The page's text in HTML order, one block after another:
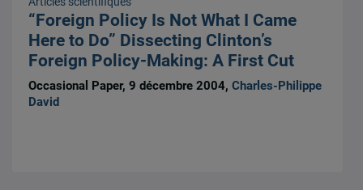
“Foreign Policy Is Not What I Came
Here to Do” Dissecting Clinton’s
Foreign Policy-Making: A First Cut
Occasional Paper, 9 décembre 2004,Charles-Philippe
David